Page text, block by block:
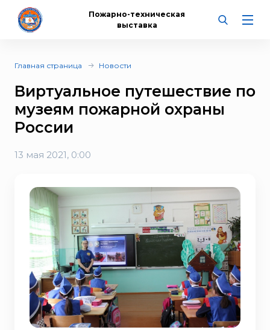
Пожарно-техническая
выставка
Главная страница Новости
Виртуальное путешествие по
музеям пожарной охраны
России
13 мая 2021, 0:00